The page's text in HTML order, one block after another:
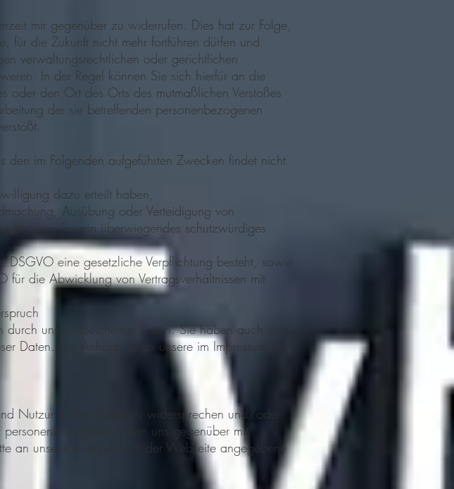
mir gegenüber zu widerrufen. Dies hat zur Folge,
für die Zukunft nicht mehr fortführen dürfen und
verwaltungsrechtlichen oder gerichtlichen
In der Regel können Sie sich hierfür an die
oder den Ort des Orts des mutmaßlichen Verstoßes
der sie betreffenden personenbezogenen
den im Folgenden aufgeführten Zwecken findet nicht
dazu erteilt haben,
Ausübung oder Verteidigung von
dass Sie ein überwiegendes schutzwürdiges
eine gesetzliche Verpflichtung besteht, sowie
die Abwicklung von Vertragsverhältnissen mit
uns gespeicherten Daten. Sie haben auch ein
Daten. Die Anfrage ist an unsere im Impressum der
Nutzung Ihrer Daten zu widersprechen und/oder
Daten uns gegenüber mit
an unsere im Impressum der Webseite angegebene